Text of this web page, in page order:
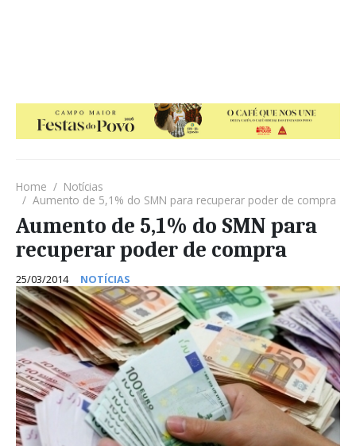
Home
Notícias
Aumento de 5,1% do SMN para recuperar poder de compra
Aumento de 5,1% do SMN para
recuperar poder de compra
25/03/2014 NOTÍCIAS